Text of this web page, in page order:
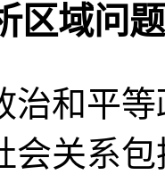
区域问题
治和平
会关系